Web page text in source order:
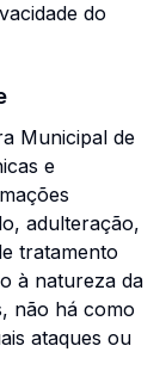
do
Municipal de
e
adulteração,
tratamento
à natureza da
não há como
ataques ou